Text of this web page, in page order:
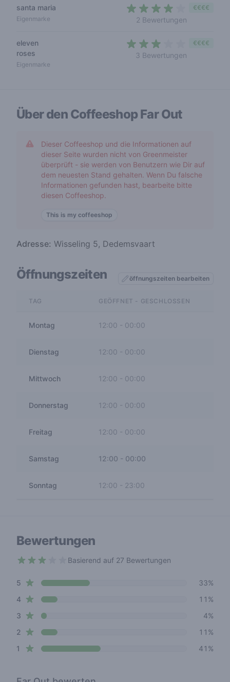
santa maria
Eigenmarke 2 Bewertungen
€€€€
eleven
roses
Eigenmarke
3 Bewertungen
€€€€
Über den CoffeeshopFar Out
Dieser Coffeeshop und die Informationen auf
dieser Seite wurden nicht von Greenmeister
überprüft - sie werden von Benutzern wie Dir auf
dem neuesten Stand gehalten. Wenn Du falsche
Informationen gefunden hast, bearbeite bitte
diesen Coffeeshop.
This is my coffeeshop
Adresse: Wisseling 5, Dedemsvaart
Öffnungszeiten öffnungszeiten bearbeiten
TAG GEÖFFNET - GESCHLOSSEN
Montag 12:00 - 00:00
Dienstag 12:00 00:00
Mittwoch 12:00 - 00:00
Donnerstag 12:00 00:00
Freitag 12:00 - 00:00
Samstag 12:00 - 00:00
Sonntag 12:00 - 23:00
Bewertungen
Basierend auf 27 Bewertungen
Review data
5 star reviews
33%
4star reviews
11%
3 star reviews
4%
2 star reviews
11%
1 star reviews 41%